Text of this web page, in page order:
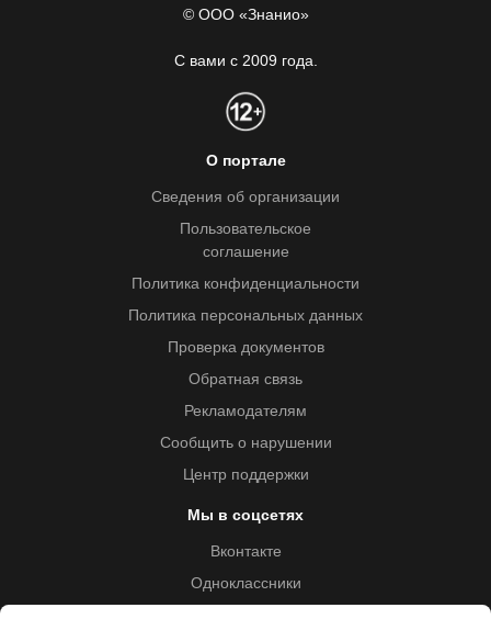
© ООО «Знанио»
С вами с 2009 года.
О портале
Сведения об организации
Пользовательское
соглашение
Политика конфиденциальности
Политика персональных данных
Проверка документов
Обратная связь
Рекламодателям
Сообщить о нарушении
Центр поддержки
Мы в соцсетях
Вконтакте
Одноклассники